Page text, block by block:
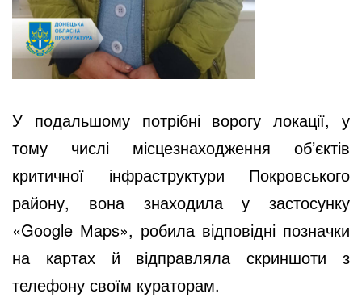
У подальшому потрібні ворогу локації, у
тому числі місцезнаходження об’єктів
критичної інфраструктури Покровського
району, вона знаходила у застосунку
«Google Мaps», робила відповідні позначки
на картах й відправляла скриншоти з
телефону своїм кураторам.